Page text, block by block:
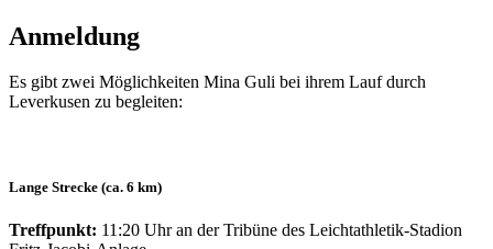
Anmeldung
Es gibt zwei Möglichkeiten Mina Guli bei ihrem Lauf durch
Leverkusen zu begleiten:
Lange Strecke (ca. 6 km)
Treffpunkt: 11:20 Uhr an der Tribüne des Leichtathletik-Stadion